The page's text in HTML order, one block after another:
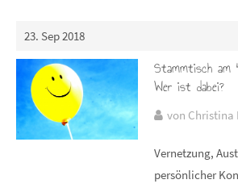
23. Sep 2018
Stammtisch am
Wer ist dabei?
von Christina
Vernetzung,
persönlicher